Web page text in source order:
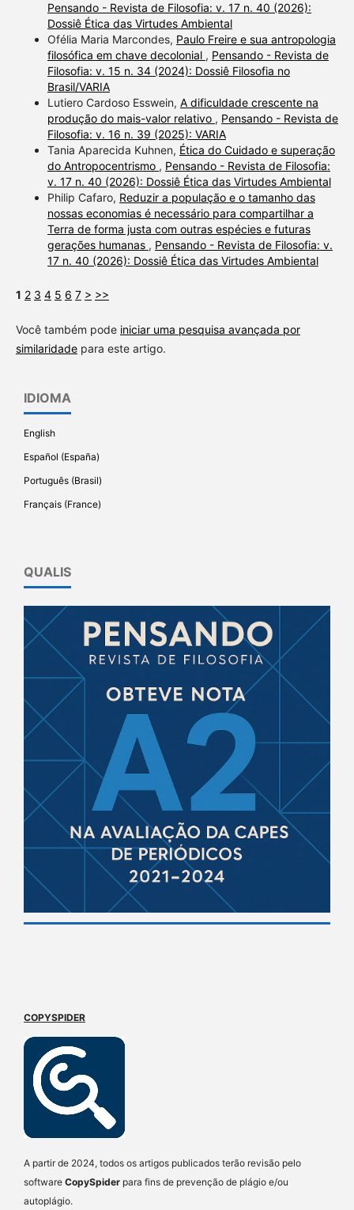
Pensando - Revista de Filosofia: v. 17 n. 40 (2026):
Dossiê Ética das Virtudes Ambiental
Ofélia Maria Marcondes, Paulo Freire e sua antropologia
filosófica em chave decolonial , Pensando - Revista de
Filosofia: v. 15 n. 34 (2024): Dossiê Filosofia no
Brasil/VARIA
Lutiero Cardoso Esswein, A dificuldade crescente na
produção do mais-valor relativo , Pensando - Revista de
Filosofia: v. 16 n. 39 (2025): VARIA
Tania Aparecida Kuhnen, Ética do Cuidado e superação
do Antropocentrismo , Pensando - Revista de Filosofia:
v. 17 n. 40 (2026): Dossiê Ética das Virtudes Ambiental
Philip Cafaro, Reduzir a população e o tamanho das
nossas economias é necessário para compartilhar a
Terra de forma justa com outras espécies e futuras
gerações humanas , Pensando - Revista de Filosofia: v.
17 n. 40 (2026): Dossiê Ética das Virtudes Ambiental
1 2 3 4 5 6 7 > >>
Você também pode iniciar uma pesquisa avançada por
similaridadepara este artigo.
IDIOMA
English
Español (España)
Português (Brasil)
Français (France)
QUALIS
COPYSPIDER
A partir de 2024, todos os artigos publicados terão revisão pelo
software CopySpider para fins de prevenção de plágio e/ou
autoplágio.